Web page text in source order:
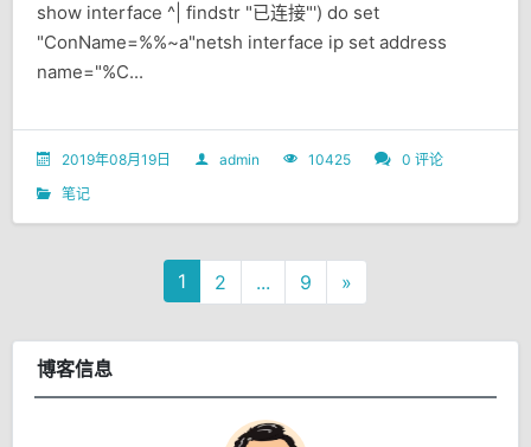
show interface ^| findstr "已连接"') do set
"ConName=%%~a"netsh interface ip set address
name="%C...
2019年08月19日 admin 10425
0 评论
笔记
1 2 ... 9 »
博客信息